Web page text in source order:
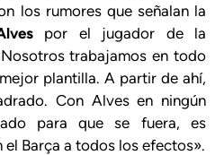
los rumores que señalan la
por el jugador de la
trabajamos en todo
plantilla. A partir de ahí,
Con Alves en ningún
para que se fuera, es
Barça a todos los efectos».